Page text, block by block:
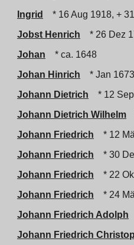
Ingrid
* 16 Aug 1918, +
Jobst Henrich
* 26 Dez
Johan
* ca. 1648
Johan Hinrich
* Jan
Johann Dietrich
* 12
Johann Dietrich Wilhelm
Johann Friedrich
* 12
Johann Friedrich
* 30
Johann Friedrich
* 22
Johann Friedrich
* 24
Johann Friedrich Adolph
Johann Friedrich